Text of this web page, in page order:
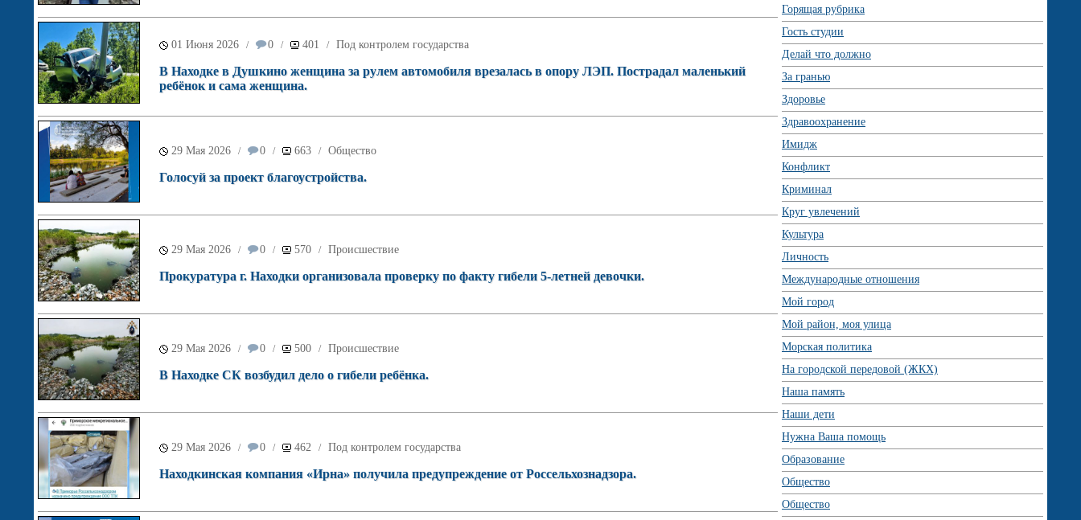
01 Июня 2026 / 0 / 401 / Под контролем государства
В Находке в Душкино женщина за рулем автомобиля врезалась в опору ЛЭП. Пострадал маленький
ребёнок и сама женщина.
29 Мая 2026 / 0 / 663 / Общество
Голосуй за проект благоустройства.
29 Мая 2026 / 0 / 570 / Происшествие
Прокуратура г. Находки организовала проверку по факту гибели 5-летней девочки.
29 Мая 2026 / 0 / 500 / Происшествие
В Находке СК возбудил дело о гибели ребёнка.
29 Мая 2026 / 0 / 462 / Под контролем государства
Находкинская компания «Ирна» получила предупреждение от Россельхознадзора.
Горящая рубрика
Гость студии
Делай что должно
За гранью
Здоровье
Здравоохранение
Имидж
Конфликт
Криминал
Круг увлечений
Культура
Личность
Международные отношения
Мой город
Мой район, моя улица
Морская политика
На городской передовой (ЖКХ)
Наша память
Наши дети
Нужна Ваша помощь
Образование
Общество
Общество